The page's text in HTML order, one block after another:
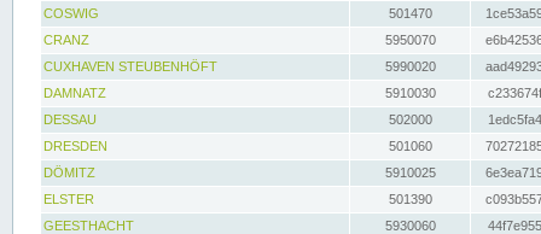
COSWIG
501470
CRANZ
5950070
CUXHAVEN STEUBENHÖFT
5990020
DAMNATZ
5910030
DESSAU
502000
DRESDEN
501060
DÖMITZ
5910025
ELSTER
501390
GEESTHACHT
5930060